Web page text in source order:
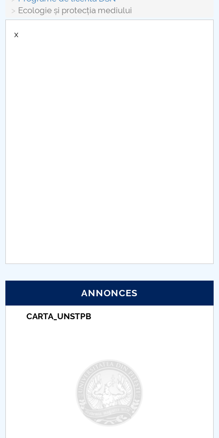
Proiect (PRIM STUD)
Comisie de etica unversitară
Ecologie și protecția mediului
x
ANNONCES
CARTA_UNSTPB